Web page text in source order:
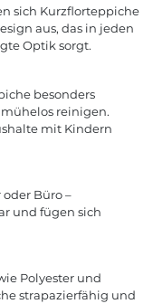
sich Kurzflorteppiche
aus, das in jeden
Optik sorgt.
besonders
reinigen.
mit Kindern
Büro –
und fügen sich
Polyester und
strapazierfähig und